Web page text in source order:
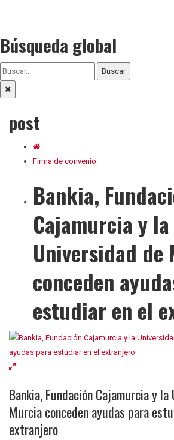
Búsqueda global
Buscar
post
Firma de convenio
Bankia,
Cajamurcia y la
Universidad de
conceden
estudiar en el
Bankia, Fundación Cajamurcia y
Murcia conceden ayudas para
extranjero